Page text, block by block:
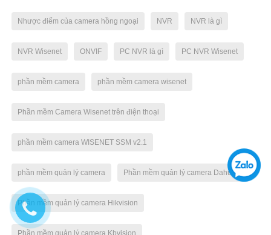
Nhược điểm của camera hồng ngoại NVR NVR là gì
NVR Wisenet ONVIF PC NVR là gì PC NVR Wisenet
phần mềm camera phần mềm camera wisenet
Phần mềm Camera Wisenet trên điện thoại
phần mềm camera WISENET SSM v2.1
phần mềm quản lý camera Phần mềm quản lý camera Dahua
Phần mềm quản lý camera Hikvision
Phần mềm quản lý camera Kbvision